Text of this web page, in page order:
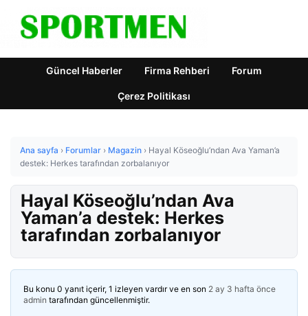
Güncel Haberler Firma Rehberi Forum
Çerez Politikası
Ana sayfa › Forumlar › Magazin › Hayal Köseoğlu’ndan Ava Yaman’a
destek: Herkes tarafından zorbalanıyor
Hayal Köseoğlu’ndan Ava
Yaman’a destek: Herkes
tarafından zorbalanıyor
Bu konu 0 yanıt içerir, 1 izleyen vardır ve en son 2 ay 3 hafta önce
admin tarafından güncellenmiştir.